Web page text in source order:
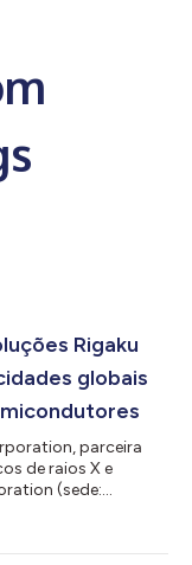
Rigaku
globais
parceira
de raios X e
(sede:
o